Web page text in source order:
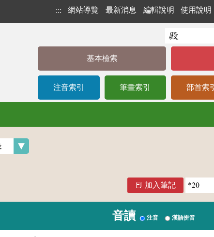
::: 網站導覽 最新消息 編輯說明 使用說明
基本檢索
注音索引 筆畫索引 部首索引
加入筆記
音讀 注音 漢語拼音